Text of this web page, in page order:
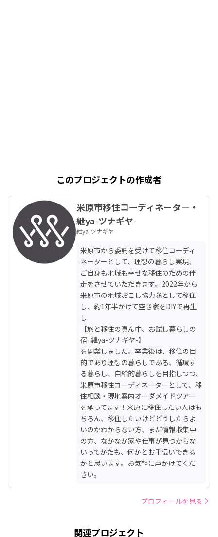
このプロジェクトの作成者
米原市移住コーディネータ―・
紲ya-ツナギヤ-
紲ya-ツナギヤ-
米原市から委託を受けて移住コーディ
ネーターとして、理想の暮らし実現、
ご自身も地域も幸せな移住のための伴
走をさせていただきます。2022年から
米原市の地域おこし協力隊として移住
し、約1年半かけて空き家をDIYで再生
し
【旅と移住の真ん中、お試し暮らしの
宿  紲ya-ツナギヤ-】
を開業しました。卒業後は、移住の目
的であり理想の暮らしである、循環す
る暮らし、自給的暮らしを目指しつつ、
米原市移住コーディネーターとして、移
住相談・現地案内オーダメイドツアー
を承ってます！米原に移住したい人はも
ちろん、移住したいけどどうしたらよ
いのかわからない方、まだ情報収集中
の方、なかなか家や仕事が見つからな
いってかたも、何かとお手伝いできる
かと思います。お気軽に声かけてくだ
さい。
プロフィールを見る
関連プロジェクト